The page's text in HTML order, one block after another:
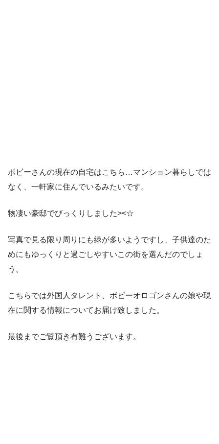
ボビーさんの現在の自宅はこちら…マンション暮らしでは
なく、一軒家に住んでいるみたいです。
物凄い豪邸でびっくりしました><☆
写真で見る限り周りにも緑が多いようですし、 子供達のた
めにもゆっくりと過ごしやすいこの街を選んだのでしょ
う。
こちらでは外国人タレント、 ボビーオロゴンさんの娘や現
在に関する情報についてお届け致しました。
最後までご覧頂き有難うございます。